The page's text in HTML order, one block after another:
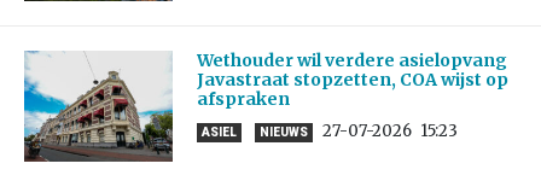
Wethouder wil verdere asielopvang
Javastraat stopzetten, COA wijst op
afspraken
ASIEL NIEUWS 27-07-2026 15:23